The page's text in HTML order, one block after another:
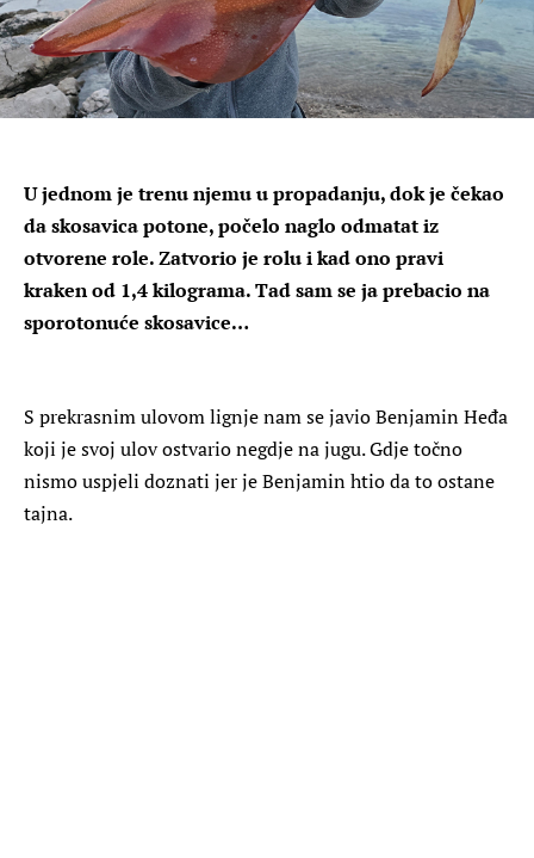
U jednom je trenu njemu u propadanju, dok je čekao
da skosavica potone, počelo naglo odmatat iz
otvorene role. Zatvorio je rolu i kad ono pravi
kraken od 1,4 kilograma. Tad sam se ja prebacio na
sporotonuće skosavice…
S prekrasnim ulovom lignje nam se javio Benjamin Heđa
koji je svoj ulov ostvario negdje na jugu. Gdje točno
nismo uspjeli doznati jer je Benjamin htio da to ostane
tajna.